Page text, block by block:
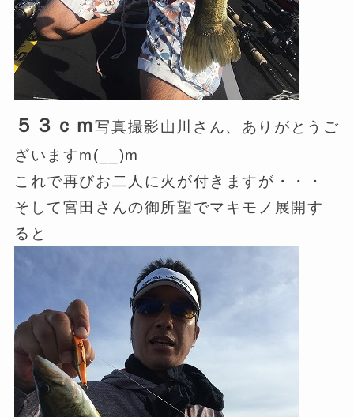
５３ｃｍ写真撮影山川さん、ありがとうご
ざいますm(__)m
これで再びお二人に火が付きますが・・・
そして宮田さんの御所望でマキモノ展開す
ると